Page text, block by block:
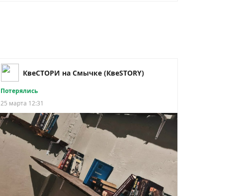
КвеСТОРИ на Смычке (КвеSTORY)
Потерялись
25 марта 12:31